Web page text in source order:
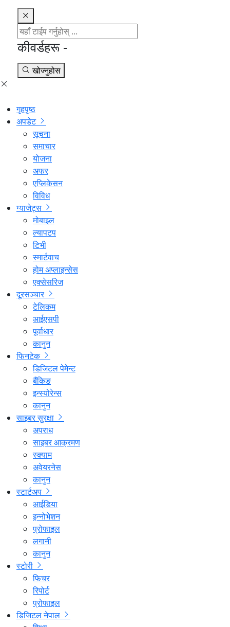
कीवर्डहरू -
खोज्नुहोस
गृहपृष्ठ
अपडेट
सूचना
समाचार
योजना
अफर
एप्लिकेसन
विविध
ग्याजेट्स
मोबाइल
ल्यापटप
टिभी
स्मार्टवाच
होम अप्लाइन्सेस
एक्सेसरिज
दूरसञ्चार
टेलिकम
आईएसपी
पूर्वाधार
कानुन
फिनटेक
डिजिटल पेमेन्ट
बैंकिङ
इन्स्योरेन्स
कानुन
साइबर सुरक्षा
अपराध
साइबर आक्रमण
स्क्याम
अवेयरनेस
कानुन
स्टार्टअप
आईडिया
इन्नोभेशन
प्रोफाइल
लगानी
कानुन
स्टोरी
फिचर
रिपोर्ट
प्रोफाइल
डिजिटल नेपाल